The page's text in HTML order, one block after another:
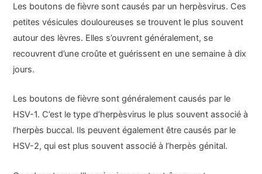
Les boutons de fièvre sont causés par un herpèsvirus. Ces
petites vésicules douloureuses se trouvent le plus souvent
autour des lèvres. Elles s’ouvrent généralement, se
recouvrent d’une croûte et guérissent en une semaine à dix
jours.
Les boutons de fièvre sont généralement causés par le
HSV-1. C’est le type d’herpèsvirus le plus souvent associé à
l’herpès buccal. Ils peuvent également être causés par le
HSV-2, qui est plus souvent associé à l’herpès génital.